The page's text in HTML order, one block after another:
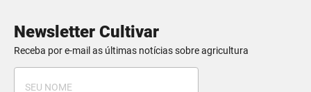
Newsletter Cultivar
Receba por e-mail as últimas notícias sobre agricultura